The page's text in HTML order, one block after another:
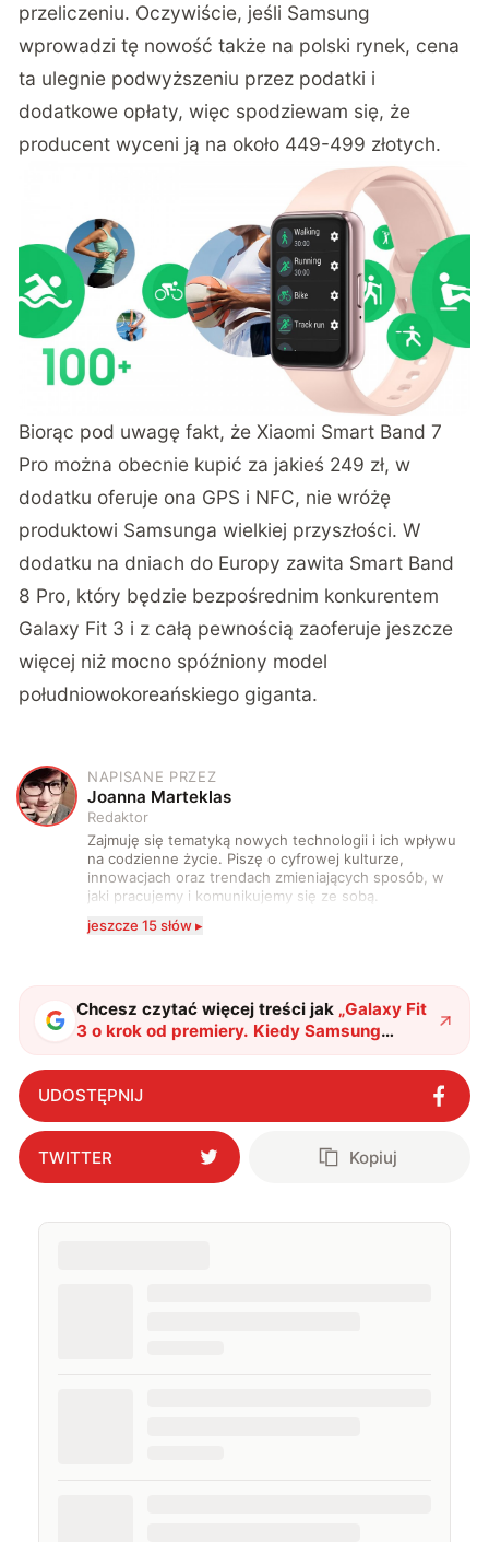
przeliczeniu. Oczywiście, jeśli Samsung
wprowadzi tę nowość także na polski rynek, cena
ta ulegnie podwyższeniu przez podatki i
dodatkowe opłaty, więc spodziewam się, że
producent wyceni ją na około 449-499 złotych.
Biorąc pod uwagę fakt, że Xiaomi Smart Band 7
Pro można obecnie kupić za jakieś 249 zł, w
dodatku oferuje ona GPS i NFC, nie wróżę
produktowi Samsunga wielkiej przyszłości. W
dodatku na dniach do Europy zawita Smart Band
8 Pro, który będzie bezpośrednim konkurentem
Galaxy Fit 3 i z całą pewnością zaoferuje jeszcze
więcej niż mocno spóźniony model
południowokoreańskiego giganta.
J
NAPISANE PRZEZ
Joanna Marteklas
Redaktor
Zajmuję się tematyką nowych technologii i ich wpływu
na codzienne życie. Piszę o cyfrowej kulturze,
innowacjach oraz trendach zmieniających sposób, w
jaki pracujemy i komunikujemy się ze sobą.
technologii a współczesną popkulturą. W wolnych
jeszcze 15 słów ▸
Chcesz czytać więcej treści jak „Galaxy Fit
3 o krok od premiery. Kiedy Samsung
pokaże nową opaskę?"?
UDOSTĘPNIJ
TWITTER Kopiuj